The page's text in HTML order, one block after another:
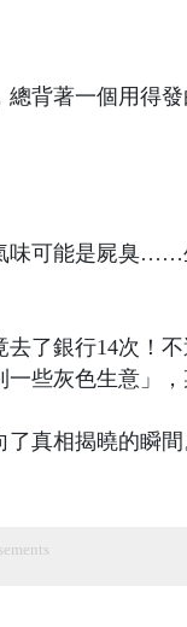
背著一個用得
味可能是屍臭
了銀行14次！
些灰色生意」，
真相揭曉的瞬間